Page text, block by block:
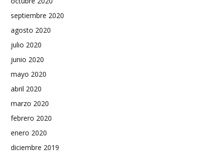
septiembre 2020
agosto 2020
julio 2020
junio 2020
mayo 2020
abril 2020
marzo 2020
febrero 2020
enero 2020
diciembre 2019